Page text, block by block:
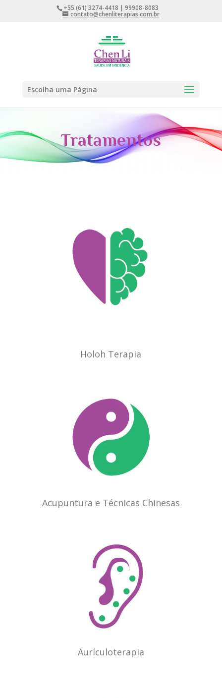
+55 (61) 3274-4418 | 99908-8083
contato@chenliterapias.com.br
Escolha uma Página
Tratamentos
Holoh Terapia
Acupuntura e Técnicas Chinesas
Aurículoterapia